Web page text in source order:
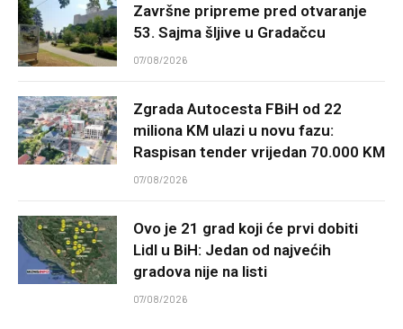
Završne pripreme pred otvaranje
53. Sajma šljive u Gradačcu
07/08/2026
Zgrada Autocesta FBiH od 22
miliona KM ulazi u novu fazu:
Raspisan tender vrijedan 70.000 KM
07/08/2026
Ovo je 21 grad koji će prvi dobiti
Lidl u BiH: Jedan od najvećih
gradova nije na listi
07/08/2026